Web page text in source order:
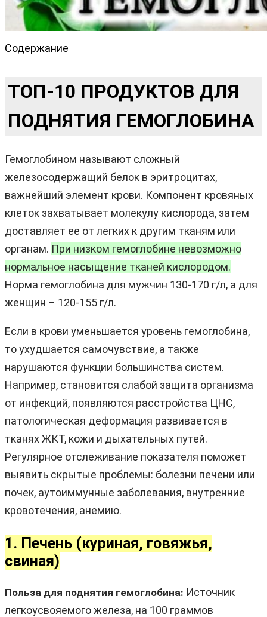
Содержание
ТОП-10 ПРОДУКТОВ ДЛЯ
ПОДНЯТИЯ ГЕМОГЛОБИНА
Гемоглобином называют сложный
железосодержащий белок в эритроцитах,
важнейший элемент крови. Компонент кровяных
клеток захватывает молекулу кислорода, затем
доставляет ее от легких к другим тканям или
органам. При низком гемоглобине невозможно
нормальное насыщение тканей кислородом.
Норма гемоглобина для мужчин 130-170 г/л, а для
женщин – 120-155 г/л.
Если в крови уменьшается уровень гемоглобина,
то ухудшается самочувствие, а также
нарушаются функции большинства систем.
Например, становится слабой защита организма
от инфекций, появляются расстройства ЦНС,
патологическая деформация развивается в
тканях ЖКТ, кожи и дыхательных путей.
Регулярное отслеживание показателя поможет
выявить скрытые проблемы: болезни печени или
почек, аутоиммунные заболевания, внутренние
кровотечения, анемию.
1. Печень (куриная, говяжья,
свиная)
Польза для поднятия гемоглобина: Источник
легкоусвояемого железа, на 100 граммов